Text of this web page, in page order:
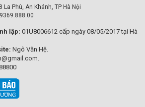
La Phù, An Khánh, TP Hà Nội
lập: 01U8006612 cấp ngày 08/05/2017 tại Hà
Ngô Văn Hệ.